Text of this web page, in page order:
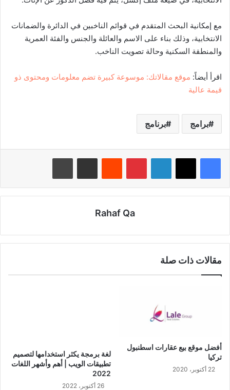
مع إمكانية البحث المتقدم في قوائم الناخبين في الدائرة والضمانات
الانتخابية، وذلك بناء على الاسم والعائلة والجنس والفئة العمرية
والمنطقة السكنية وحالة تصويت الناخب.
اقرأ أيضاً: موقع مقالاتك: موسوعة كبيرة تضم معلومات ومحتوى ذو
قيمة عالية
برامج برنامج
لينكدإن بينتيريست
Rahaf Qa
مقالات ذات صلة
أفضل موقع بيع عقارات اسطنبول
تركيا
22 أكتوبر، 2020
لغة برمجة يكثر استخدامها لتصميم
تطبيقات الويب | أهم وأشهر اللغات
2022
26 أكتوبر، 2022